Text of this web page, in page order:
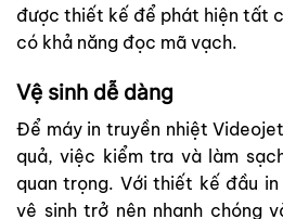
được thiết kế để phát hiện tất
có khả năng đọc mã vạch.
Vệ sinh dễ dàng
Để máy in truyền nhiệt
quả, việc kiểm tra và làm
quan trọng. Với thiết kế đầu
vệ sinh trở nên nhanh chóng